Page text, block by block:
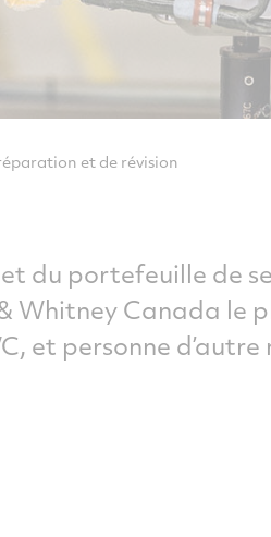
et de révision
du portefeuille de
Whitney Canada le
et personne d’autre